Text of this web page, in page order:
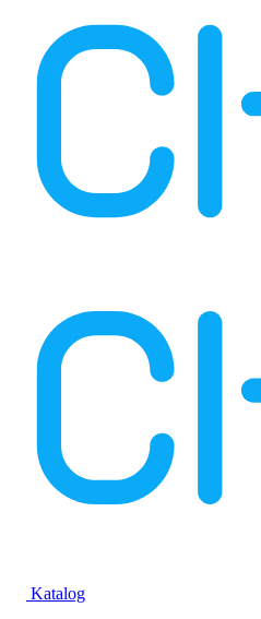
Katalog